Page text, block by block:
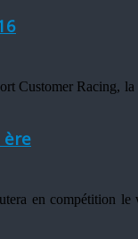
Customer Racing,
ère
en compétition le